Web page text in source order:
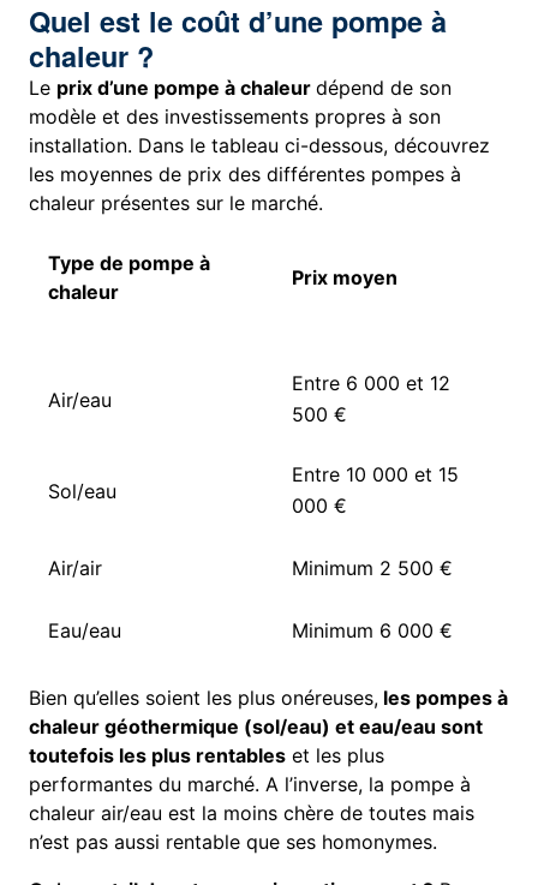
Quel est le coût d’une pompe à
chaleur ?
Le prix d’une pompe à chaleurdépend de son
modèle et des investissements propres à son
installation. Dans le tableau ci-dessous, découvrez
les moyennes de prix des différentes pompes à
chaleur présentes sur le marché.
Type de pompe à
chaleur
Prix moyen
Air/eau
Entre 6 000 et 12
500 €
Sol/eau
Entre 10 000 et 15
000 €
Air/air Minimum 2 500 €
Eau/eau Minimum 6 000 €
Bien qu’elles soient les plus onéreuses, les pompes à
chaleur géothermique (sol/eau) et eau/eau sont
toutefois les plus rentables et les plus
performantes du marché. A l’inverse, la pompe à
chaleur air/eau est la moins chère de toutes mais
n’est pas aussi rentable que ses homonymes.